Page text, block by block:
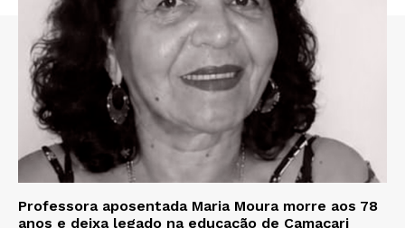
Professora aposentada Maria Moura morre aos 78
anos e deixa legado na educação de Camaçari